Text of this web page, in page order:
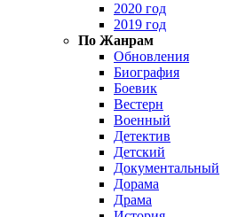
2020 год
2019 год
По Жанрам
Обновления
Биография
Боевик
Вестерн
Военный
Детектив
Детский
Документальный
Дорама
Драма